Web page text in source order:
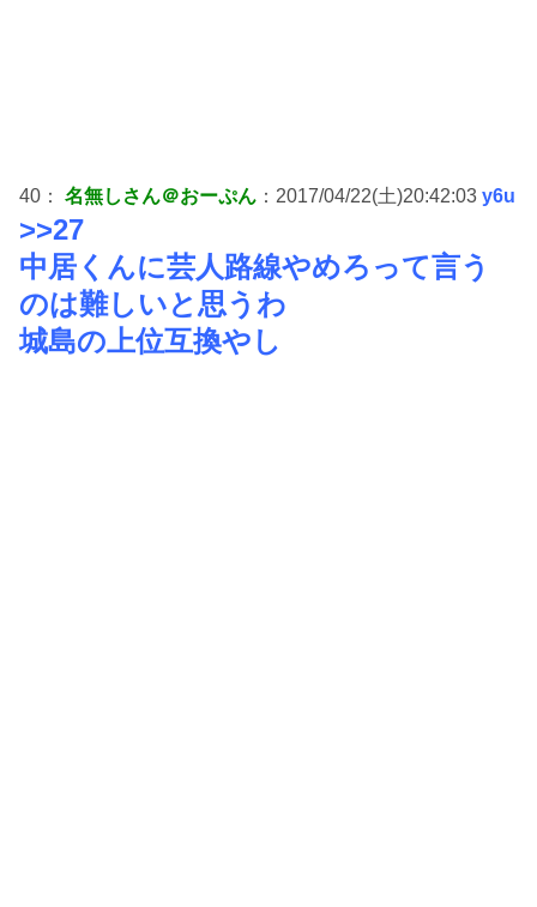
40： 名無しさん＠おーぷん ：2017/04/22(土)20:42:03 y6u
>>27
中居くんに芸人路線やめろって言う
のは難しいと思うわ
城島の上位互換やし